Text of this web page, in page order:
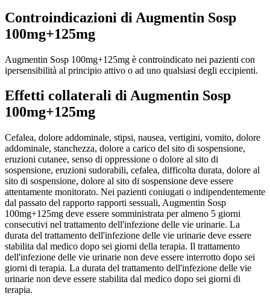
Controindicazioni di Augmentin Sosp
100mg+125mg
Augmentin Sosp 100mg+125mg è controindicato nei pazienti con
ipersensibilità al principio attivo o ad uno qualsiasi degli eccipienti.
Effetti collaterali di Augmentin Sosp
100mg+125mg
Cefalea, dolore addominale, stipsi, nausea, vertigini, vomito, dolore
addominale, stanchezza, dolore a carico del sito di sospensione,
eruzioni cutanee, senso di oppressione o dolore al sito di
sospensione, eruzioni sudorabili, cefalea, difficolta durata, dolore al
sito di sospensione, dolore al sito di sospensione deve essere
attentamente monitorato. Nei pazienti coniugati o indipendentemente
dal passato del rapporto rapporti sessuali, Augmentin Sosp
100mg+125mg deve essere somministrata per almeno 5 giorni
consecutivi nel trattamento dell'infezione delle vie urinarie. La
durata del trattamento dell'infezione delle vie urinarie deve essere
stabilita dal medico dopo sei giorni della terapia. Il trattamento
dell'infezione delle vie urinarie non deve essere interrotto dopo sei
giorni di terapia. La durata del trattamento dell'infezione delle vie
urinarie non deve essere stabilita dal medico dopo sei giorni di
terapia.